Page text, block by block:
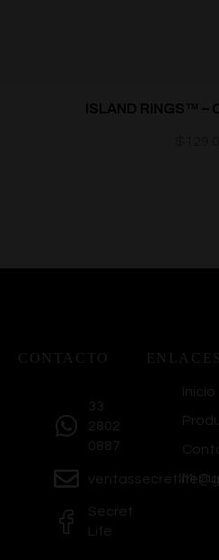
ISLAND RINGS™ –
CONTACTO
33
2802
0887
Secret
Life
ENLACES
Inicio
Mi